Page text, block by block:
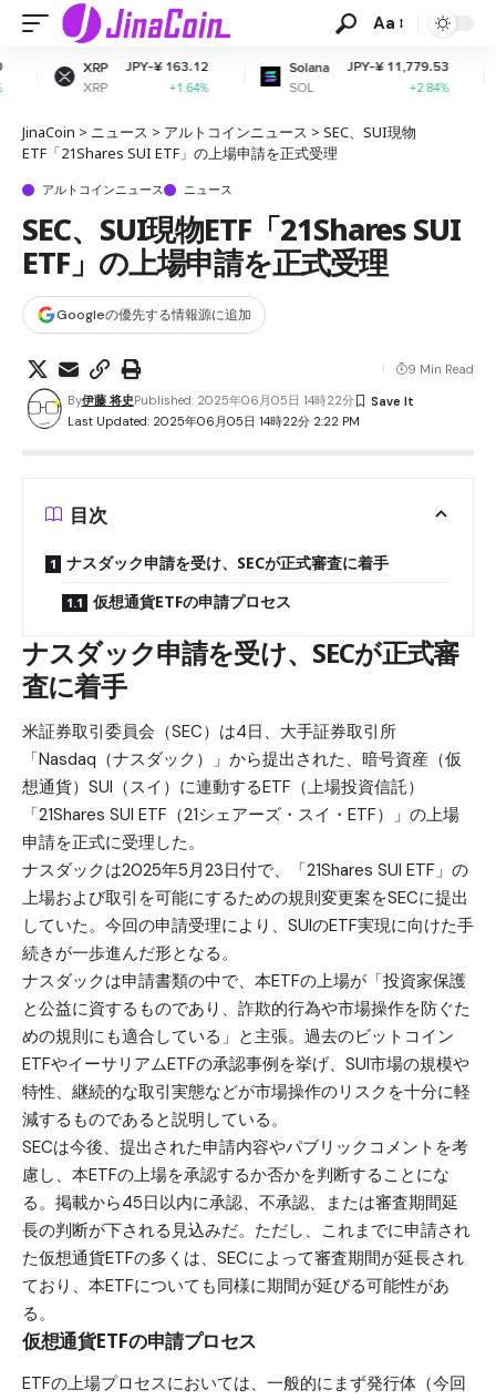
Aa
JPY-¥ 163.12
+1.64%
Solana
SOL
JPY-¥ 11,779.53
+2.84%
Dogecoin
DOGE
JinaCoin > ニュース > アルトコインニュース > SEC、SUI現物
ETF「21Shares SUI ETF」の上場申請を正式受理
アルトコインニュース ニュース
SEC、SUI現物ETF「21Shares SUI
ETF」の上場申請を正式受理
Googleの優先する情報源に追加
Last Updated: 2025年06月05日 14時22分 2:22 PM
By伊藤 将史Published: 2025年06月05日 14時22分
9 Min Read
目次
ナスダック申請を受け、SECが正式審査に着手
仮想通貨ETFの申請プロセス
ナスダック申請を受け、SECが正式審
査に着手
米証券取引委員会（SEC）は4日、大手証券取引所
「Nasdaq（ナスダック）」から提出された、暗号資産（仮
想通貨） SUI（スイ） に連動するETF（上場投資信託）
「21Shares SUI ETF（21シェアーズ・スイ・ETF）」の上場
申請を正式に受理した。
ナスダックは2025年5月23日付で、「21Shares SUI ETF」の
上場および取引を可能にするための規則変更案をSECに提出
していた。今回の申請受理により、SUIのETF実現に向けた手
続きが一歩進んだ形となる。
ナスダックは申請書類の中で、本ETFの上場が「投資家保護
と公益に資するものであり、詐欺的行為や市場操作を防ぐた
めの規則にも適合している」と主張。過去のビットコイン
ETFやイーサリアムETFの承認事例を挙げ、SUI市場の規模や
特性、継続的な取引実態などが市場操作のリスクを十分に軽
減するものであると説明している。
SECは今後、提出された申請内容やパブリックコメントを考
慮し、本ETFの上場を承認するか否かを判断することにな
る。掲載から45日以内に承認、不承認、または審査期間延
長の判断が下される見込みだ。ただし、これまでに申請され
た仮想通貨ETFの多くは、SECによって審査期間が延長され
ており、本ETFについても同様に期間が延びる可能性があ
る。
仮想通貨ETFの申請プロセス
ETFの上場プロセスにおいては、一般的にまず発行体（今回